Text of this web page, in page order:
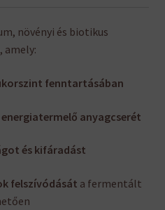
növényi és biotikus
amely:
fenntartásában
anyagcserét
és kifáradást
felszívódását a fermentált